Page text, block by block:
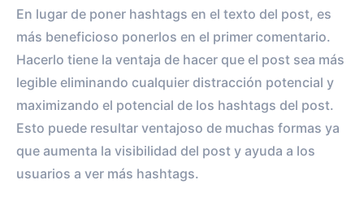
En lugar de poner hashtags en el texto del post, es
más beneficioso ponerlos en el primer comentario.
Hacerlo tiene la ventaja de hacer que el post sea más
legible eliminando cualquier distracción potencial y
maximizando el potencial de los hashtags del post.
Esto puede resultar ventajoso de muchas formas ya
que aumenta la visibilidad del post y ayuda a los
usuarios a ver más hashtags.